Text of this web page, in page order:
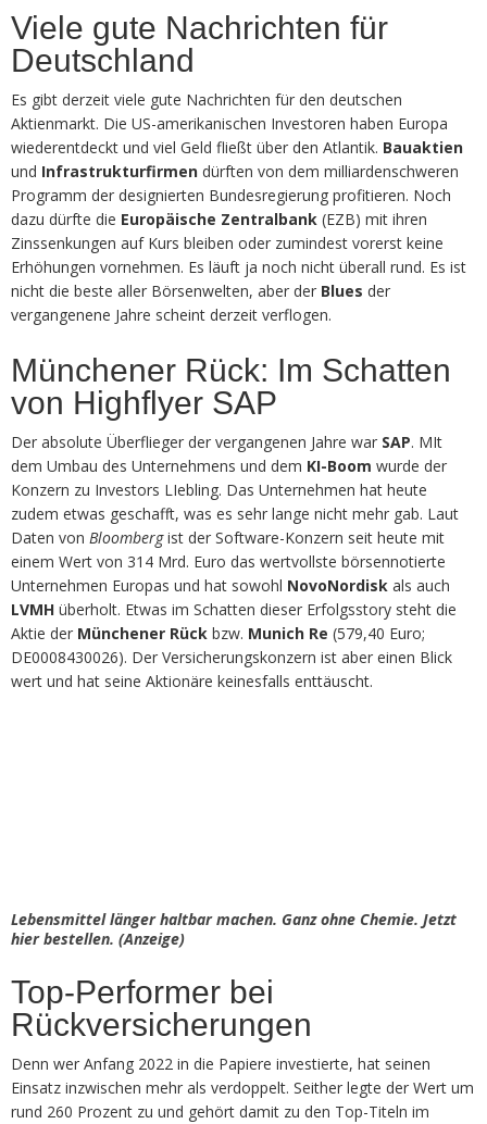
Viele gute Nachrichten für
Deutschland
Es gibt derzeit viele gute Nachrichten für den deutschen
Aktienmarkt. Die US-amerikanischen Investoren haben Europa
wiederentdeckt und viel Geld fließt über den Atlantik. Bauaktien
und Infrastrukturfirmen dürften von dem milliardenschweren
Programm der designierten Bundesregierung profitieren. Noch
dazu dürfte die Europäische Zentralbank (EZB) mit ihren
Zinssenkungen auf Kurs bleiben oder zumindest vorerst keine
Erhöhungen vornehmen. Es läuft ja noch nicht überall rund. Es ist
nicht die beste aller Börsenwelten, aber der Blues der
vergangenene Jahre scheint derzeit verflogen.
Münchener Rück: Im Schatten
von Highflyer SAP
Der absolute Überflieger der vergangenen Jahre war SAP. MIt
dem Umbau des Unternehmens und dem KI-Boom wurde der
Konzern zu Investors LIebling. Das Unternehmen hat heute
zudem etwas geschafft, was es sehr lange nicht mehr gab. Laut
Daten von Bloombergist der Software-Konzern seit heute mit
einem Wert von 314 Mrd. Euro das wertvollste börsennotierte
Unternehmen Europas und hat sowohl NovoNordisk als auch
LVMH überholt. Etwas im Schatten dieser Erfolgsstory steht die
Aktie der Münchener Rück bzw. Munich Re (579,40 Euro;
DE0008430026). Der Versicherungskonzern ist aber einen Blick
wert und hat seine Aktionäre keinesfalls enttäuscht.
Lebensmittel länger haltbar machen. Ganz ohne Chemie. Jetzt
hier bestellen. (Anzeige)
Top-Performer bei
Rückversicherungen
Denn wer Anfang 2022 in die Papiere investierte, hat seinen
Einsatz inzwischen mehr als verdoppelt. Seither legte der Wert um
rund 260 Prozent zu und gehört damit zu den Top-Titeln im